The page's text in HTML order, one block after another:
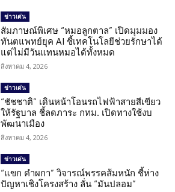
ข่าวเด่น
สัมภาษณ์พิเศษ “หมอลูกตาล” เปิดมุมมอง
ทันตแพทย์ยุค AI ชี้เทคโนโลยีช่วยรักษาได้
แต่ไม่มีวันแทนหมอได้ทั้งหมด
สิงหาคม 4, 2026
ข่าวเด่น
“ชัชชาติ” เดินหน้าโอนรถไฟฟ้าสายสีเขียว
ให้รัฐบาล ชี้ลดภาระ กทม. เปิดทางใช้งบ
พัฒนาเมือง
สิงหาคม 4, 2026
ข่าวเด่น
“แขก คำผกา” วิจารณ์พรรคส้มหนัก ชี้ห่าง
ปัญหาเชิงโครงสร้าง ลั่น “มันปลอม”